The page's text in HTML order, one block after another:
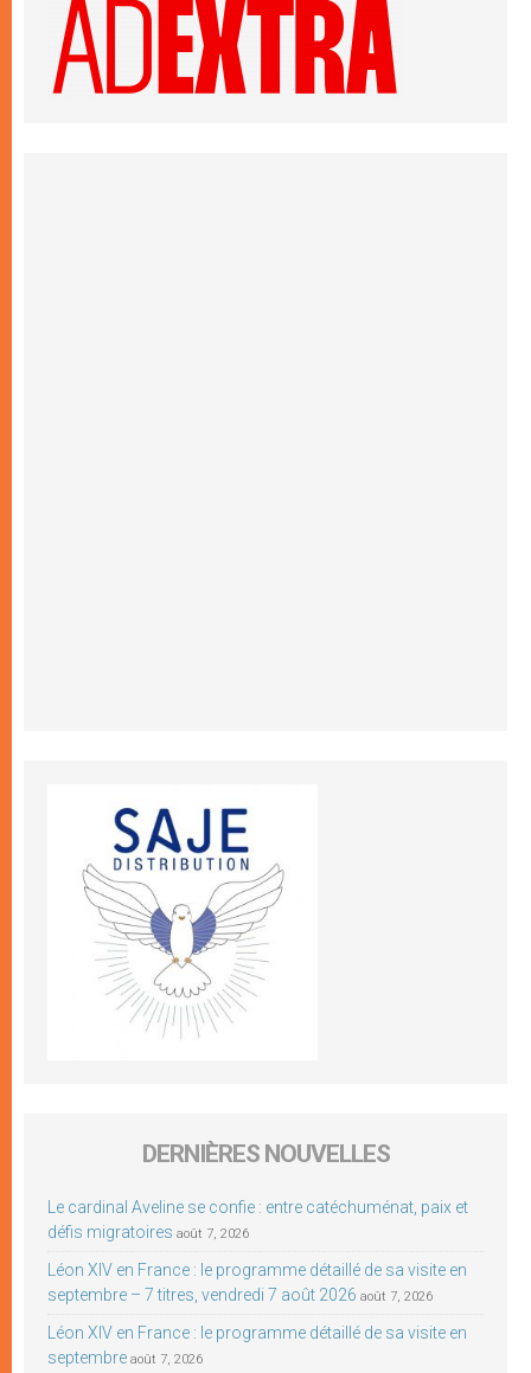
DERNIÈRES NOUVELLES
Le cardinal Aveline se confie : entre catéchuménat, paix et
défis migratoires août 7, 2026
Léon XIV en France : le programme détaillé de sa visite en
septembre – 7 titres, vendredi 7 août 2026 août 7, 2026
Léon XIV en France : le programme détaillé de sa visite en
septembre août 7, 2026